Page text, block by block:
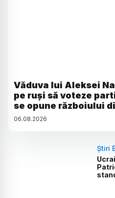
Văduva lui Aleksei
pe ruși să voteze
se opune războiului
06.08.2026
Știri